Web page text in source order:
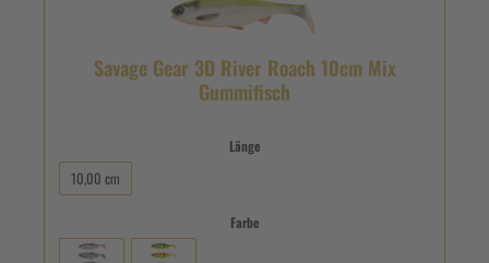
Savage Gear 3D River Roach 10cm Mix
Gummifisch
Länge
10,00 cm
Farbe